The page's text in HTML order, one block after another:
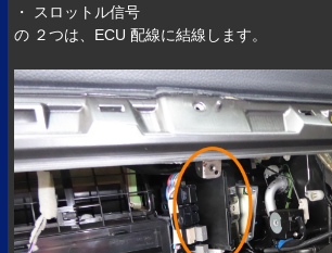
・ スロットル信号
の ２つは、ECU 配線に結線します。